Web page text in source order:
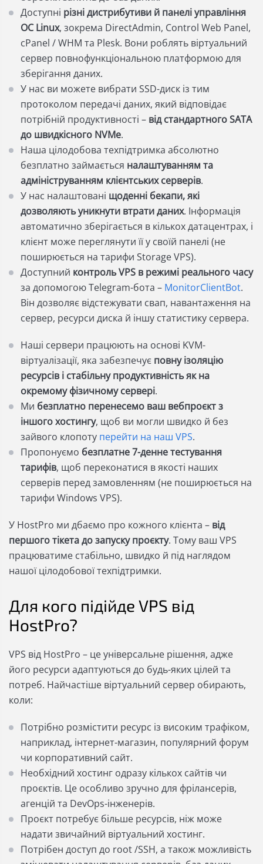
Доступні різні дистрибутиви й панелі управління
ОС Linux, зокрема DirectAdmin, Control Web Panel,
cPanel / WHM та Plesk. Вони роблять віртуальний
сервер повнофункціональною платформою для
зберігання даних.
У нас ви можете вибрати SSD-диск із тим
протоколом передачі даних, який відповідає
потрібній продуктивності – від стандартного SATA
до швидкісного NVMe.
Наша цілодобова техпідтримка абсолютно
безплатно займається налаштуванням та
адмініструванням клієнтських серверів.
У нас налаштовані щоденні бекапи, які
дозволяють уникнути втрати даних. Інформація
автоматично зберігається в кількох датацентрах, і
клієнт може переглянути її у своїй панелі (не
поширюється на тарифи Storage VPS).
Доступний контроль VPS в режимі реального часу
за допомогою Telegram-бота – MonitorClientBot.
Він дозволяє відстежувати свап, навантаження на
сервер, ресурси диска й іншу статистику сервера.
Наші сервери працюють на основі KVM-
віртуалізації, яка забезпечує повну ізоляцію
ресурсів і стабільну продуктивність як на
окремому фізичному сервері.
Ми безплатно перенесемо ваш вебпроєкт з
іншого хостингу, щоб ви могли швидко й без
зайвого клопоту перейти на наш VPS.
Пропонуємо безплатне 7-денне тестування
тарифів, щоб переконатися в якості наших
серверів перед замовленням (не поширюється на
тарифи Windows VPS).
У HostPro ми дбаємо про кожного клієнта – від
першого тікета до запуску проєкту. Тому ваш VPS
працюватиме стабільно, швидко й під наглядом
нашої цілодобової техпідтримки.
Для кого підійде VPS від
HostPro?
VPS від HostPro – це універсальне рішення, адже
його ресурси адаптуються до будь-яких цілей та
потреб. Найчастіше віртуальний сервер обирають,
коли:
Потрібно розмістити ресурс із високим трафіком,
наприклад, інтернет-магазин, популярний форум
чи корпоративний сайт.
Необхідний хостинг одразу кількох сайтів чи
проєктів. Це особливо зручно для фрілансерів,
агенцій та DevOps-інженерів.
Проєкт потребує більше ресурсів, ніж може
надати звичайний віртуальний хостинг.
Потрібен доступ до root /SSH, а також можливість